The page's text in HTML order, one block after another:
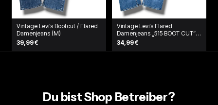
Vintage Levi’s Bootcut / Flared
Damenjeans (M)
39,99 €
Vintage Levi’s Flared
Damenjeans „515 BOOT CUT“
(L)
34,99 €
Du bist Shop Betreiber?